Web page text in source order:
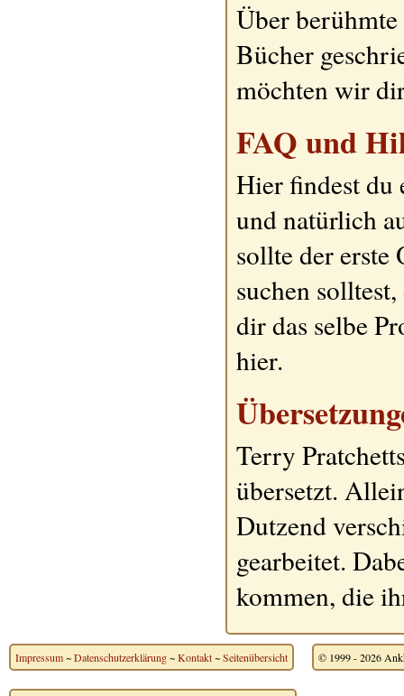
Über
Bücher
möchten wir
FAQ und
Hier findest du
und natürlich
sollte der erste
suchen
dir das selbe
hier.
Terry
übersetzt.
Dutzend
gearbeitet.
kommen, die
Impressum~Datenschutzerklärung~Kontakt~Seitenübersicht © 1999 - 2026